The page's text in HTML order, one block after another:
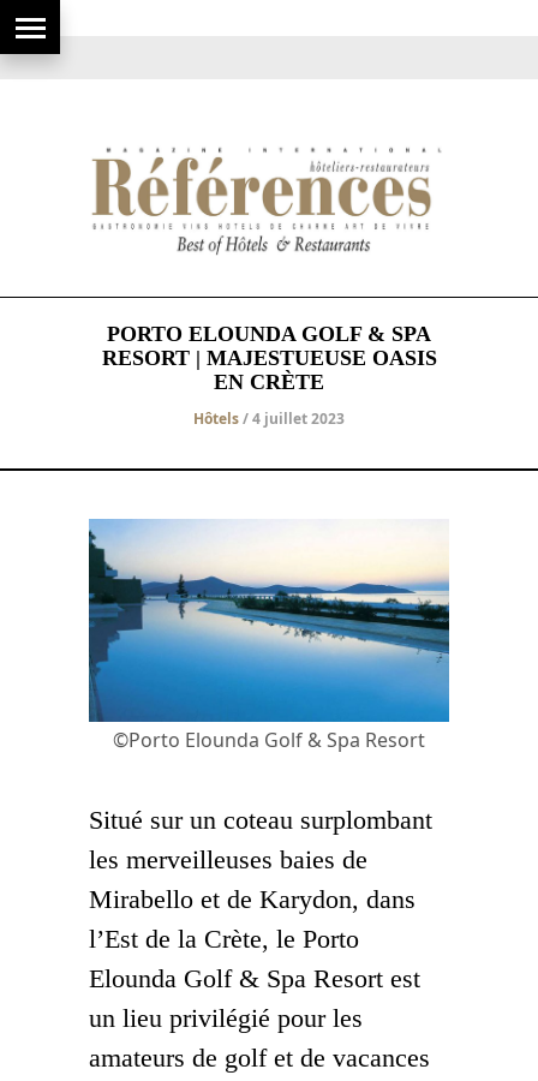
PORTO ELOUNDA GOLF & SPA
RESORT | MAJESTUEUSE OASIS
EN CRÈTE
Hôtels/ 4 juillet 2023
©Porto Elounda Golf & Spa Resort
Situé sur un coteau surplombant
les merveilleuses baies de
Mirabello et de Karydon, dans
l’Est de la Crète, le Porto
Elounda Golf & Spa Resort est
un lieu privilégié pour les
amateurs de golf et de vacances